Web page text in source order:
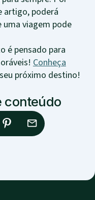
artigo, poderá
viagem pode
é pensado para
Conheça
próximo destino!
conteúdo